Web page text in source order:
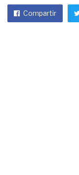
Compartir